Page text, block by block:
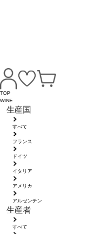
TOP
WINE
生産国
すべて
フランス
ドイツ
イタリア
アメリカ
アルゼンチン
生産者
すべて